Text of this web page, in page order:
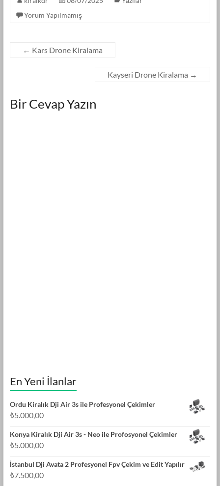
Yorum Yapılmamış
← Kars Drone Kiralama
Kayseri Drone Kiralama →
Bir Cevap Yazın
En Yeni İlanlar
Ordu Kiralık Dji Air 3s ile Profesyonel Çekimler
₺5.000,00
Konya Kiralık Dji Air 3s - Neo ile Profosyonel Çekimler
₺5.000,00
İstanbul Dji Avata 2 Profesyonel Fpv Çekim ve Edit Yapılır
₺7.500,00